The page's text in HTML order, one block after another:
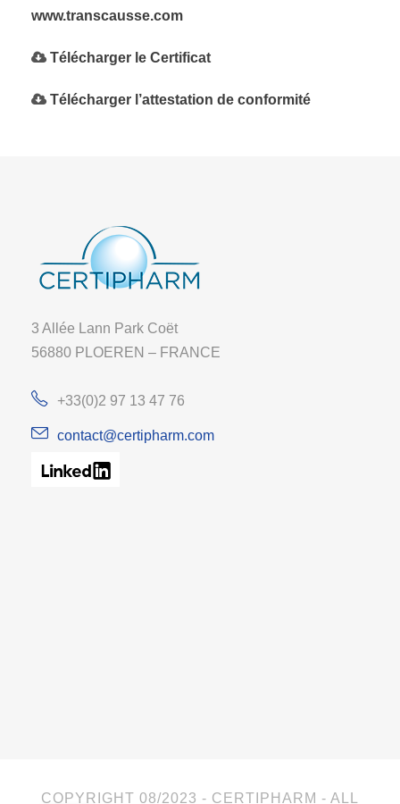
www.transcausse.com
Télécharger le Certificat
Télécharger l’attestation de conformité
3 Allée Lann Park Coët
56880 PLOEREN – FRANCE
+33(0)2 97 13 47 76
contact@certipharm.com
COPYRIGHT 08/2023 - CERTIPHARM - ALL